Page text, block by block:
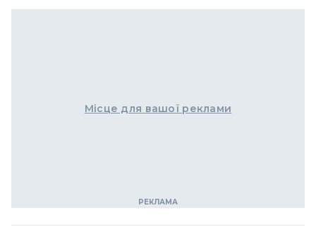
Місце для вашої реклами